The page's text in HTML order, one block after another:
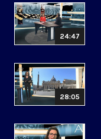
24:47
28:05